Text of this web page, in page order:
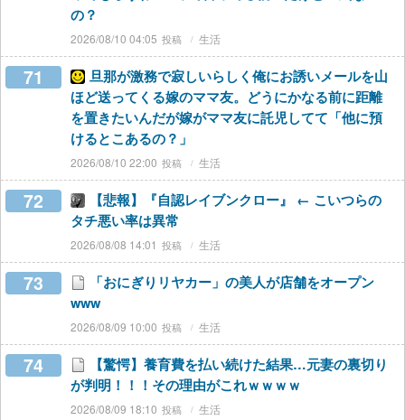
の？
2026/08/10 04:05 生活
71
旦那が激務で寂しいらしく俺にお誘いメールを山
ほど送ってくる嫁のママ友。どうにかなる前に距離
を置きたいんだが嫁がママ友に託児してて「他に預
けるとこあるの？」
2026/08/10 22:00 生活
72
【悲報】『自認レイブンクロー』 ← こいつらの
タチ悪い率は異常
2026/08/08 14:01 生活
73
「おにぎりリヤカー」の美人が店舗をオープン
www
2026/08/09 10:00 生活
74
【驚愕】養育費を払い続けた結果…元妻の裏切り
が判明！！！その理由がこれｗｗｗｗ
2026/08/09 18:10 生活